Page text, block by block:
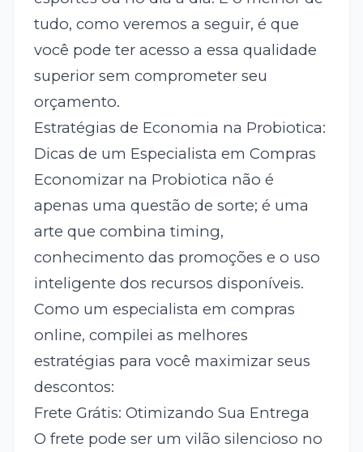
tudo, como veremos a seguir, é que
você pode ter acesso a essa qualidade
superior sem comprometer seu
orçamento.
Estratégias de Economia na Probiotica:
Dicas de um Especialista em Compras
Economizar na Probiotica não é
apenas uma questão de sorte; é uma
arte que combina timing,
conhecimento das promoções e o uso
inteligente dos recursos disponíveis.
Como um especialista em compras
online, compilei as melhores
estratégias para você maximizar seus
descontos:
Frete Grátis: Otimizando Sua Entrega
O frete pode ser um vilão silencioso no